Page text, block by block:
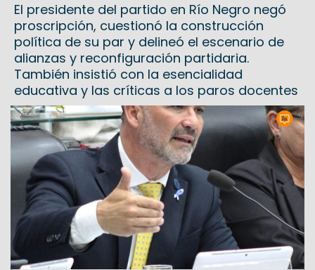
El presidente del partido en Río Negro negó
proscripción, cuestionó la construcción
política de su par y delineó el escenario de
alianzas y reconfiguración partidaria.
También insistió con la esencialidad
educativa y las críticas a los paros docentes